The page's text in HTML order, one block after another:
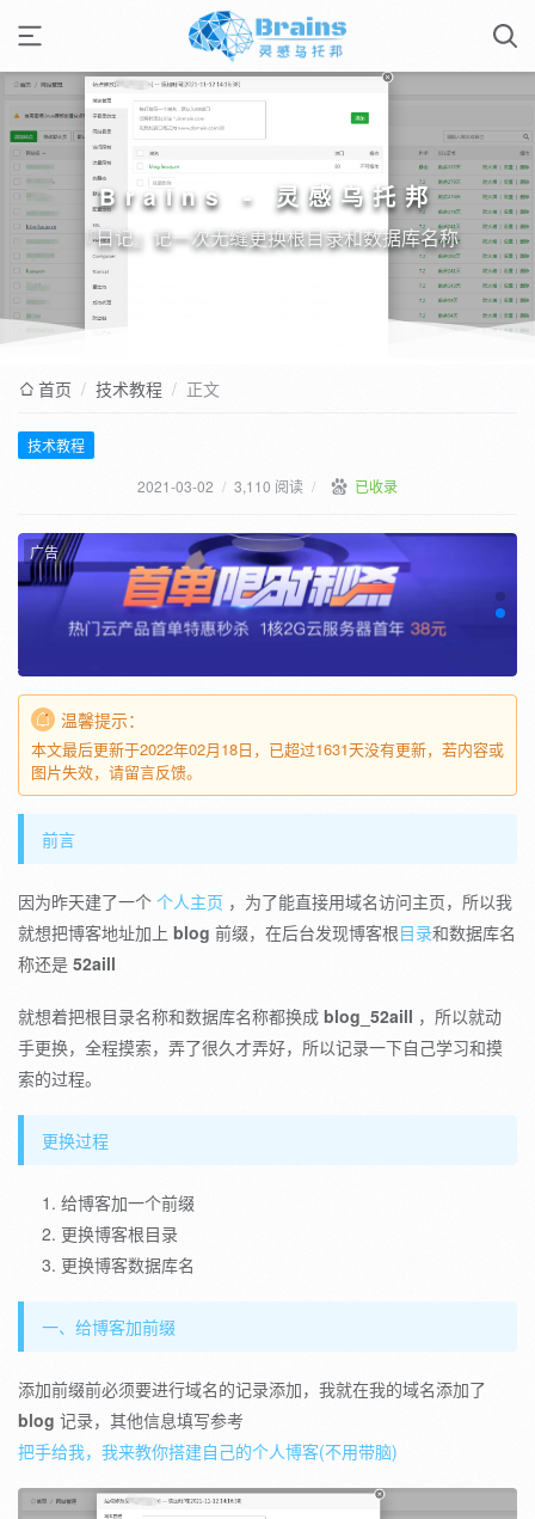
Brains - 灵感乌托邦
『日记』记一次无缝更换根目录和数据库名称
首页 / 技术教程 / 正文
技术教程
2021-03-02 / 3,110 阅读 / 已收录
广告
温馨提示：
本文最后更新于2022年02月18日，已超过1631天没有更新，若内容或
图片失效，请留言反馈。
前言
因为昨天建了一个 个人主页 ，为了能直接用域名访问主页，所以我
就想把博客地址加上 blog 前缀，在后台发现博客根目录和数据库名
称还是 52aill
就想着把根目录名称和数据库名称都换成 blog_52aill ，所以就动
手更换，全程摸索，弄了很久才弄好，所以记录一下自己学习和摸
索的过程。
更换过程
给博客加一个前缀
更换博客根目录
更换博客数据库名
一、给博客加前缀
添加前缀前必须要进行域名的记录添加，我就在我的域名添加了
blog 记录，其他信息填写参考
把手给我，我来教你搭建自己的个人博客(不用带脑)